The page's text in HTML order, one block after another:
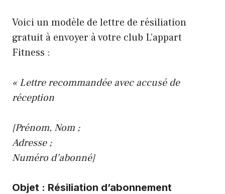
Voici un modèle de lettre de résiliation
gratuit à envoyer à votre club L’appart
Fitness :
« Lettre recommandée avec accusé de
réception
[Prénom, Nom ;
Adresse ;
Numéro d’abonné]
Objet : Résiliation d’abonnement